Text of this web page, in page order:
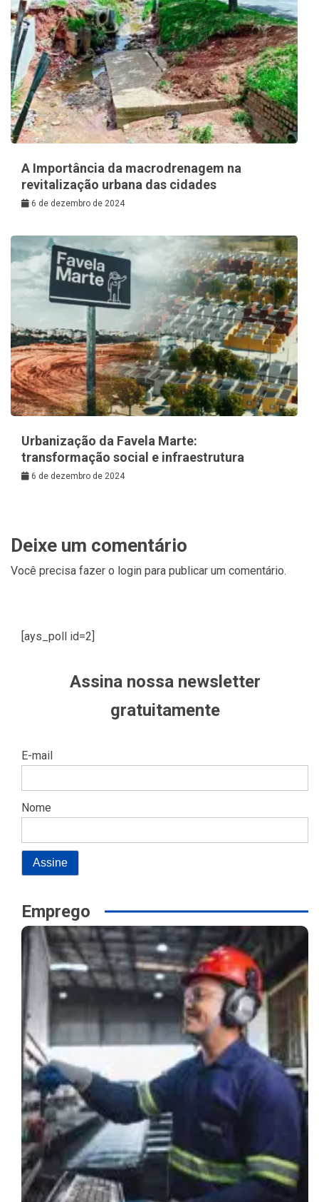
A Importância da macrodrenagem na
revitalização urbana das cidades
6 de dezembro de 2024
Urbanização da Favela Marte:
transformação social e infraestrutura
6 de dezembro de 2024
Deixe um comentário
Você precisa fazer o login para publicar um comentário.
[ays_poll id=2]
Assina nossa newsletter
gratuitamente
E-mail
Nome
Emprego